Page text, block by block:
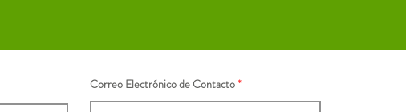
Correo Electrónico de Contacto